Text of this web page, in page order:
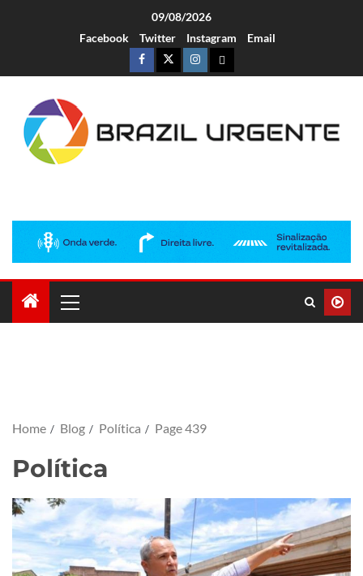
09/08/2026
Facebook
Twitter Instagram Email
Home Blog Política Page 439
Política